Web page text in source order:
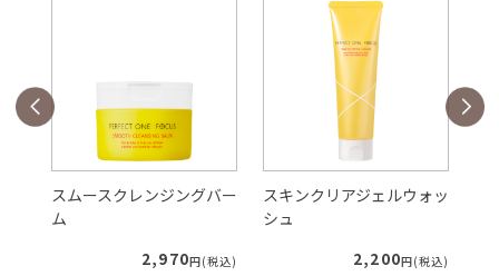
スムースクレンジングバー
ム
2,970円(税込)
スキンクリアジェルウォッ
シュ
2,200円(税込)